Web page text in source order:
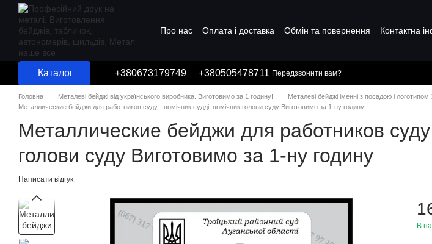
Перейти до основного контенту
Про нас Оплата і доставка Обмін та повернення Контактна
Каталог +380673179749 +380505478711 Передзвонити вам?
Головна Металеві бейджі від українського виробника. Виготовимо за 1 годину!
Металеві бейджі іменні з посадою і
Металлические бейджи для работников суду - помічник судді, помічник голови суду Виготовимо за 1-ну годину
Металлические бейджи для работников суду
голови суду Виготовимо за 1-ну годину
Написати відгук
В